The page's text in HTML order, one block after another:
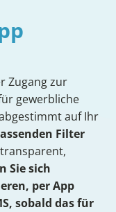
Zugang zur
gewerbliche
auf Ihr
Filter
Sie sich
per App
sobald das für